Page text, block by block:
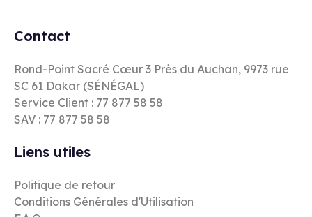
Contact
Rond-Point Sacré Cœur 3 Près du Auchan, 9973 rue
SC 61 Dakar (SÉNÉGAL)
Service Client : 77 877 58 58
SAV : 77 877 58 58
Liens utiles
Politique de retour
Conditions Générales d'Utilisation